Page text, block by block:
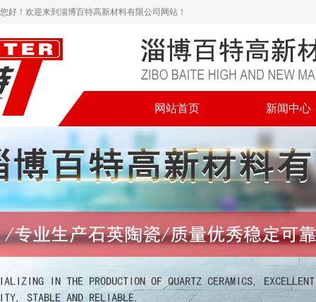
您好！欢迎来到淄博百特高新材料有限公司网站！
网站首页 新闻中心